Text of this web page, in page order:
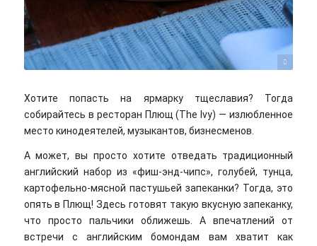
Raman/unsplash
Хотите попасть на ярмарку тщеславия? Тогда
собирайтесь в ресторан Плющ (The Ivy) — излюбленное
место кинодеятелей, музыкантов, бизнесменов.
А может, вы просто хотите отведать традиционный
английский набор из «фиш-энд-чипс», голубей, тунца,
картофельно-мясной пастушьей запеканки? Тогда, это
опять в Плющ! Здесь готовят такую вкусную запеканку,
что просто пальчики оближешь. А впечатлений от
встречи с английским бомондам вам хватит как